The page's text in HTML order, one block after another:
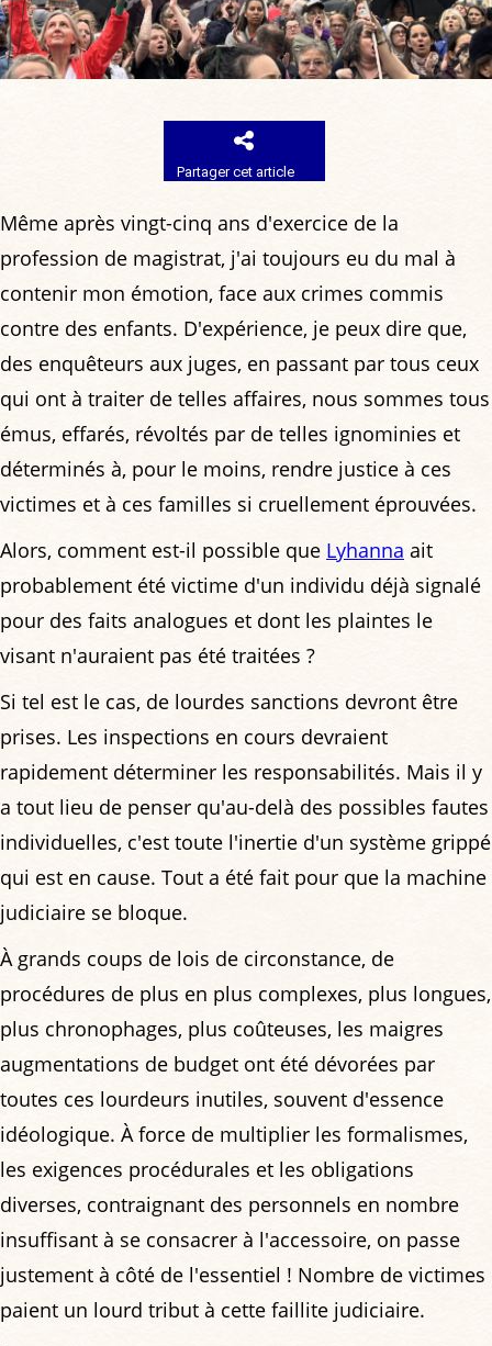
Partager cet article
Même après vingt-cinq ans d'exercice de la
profession de magistrat, j'ai toujours eu du mal à
contenir mon émotion, face aux crimes commis
contre des enfants. D'expérience, je peux dire que,
des enquêteurs aux juges, en passant par tous ceux
qui ont à traiter de telles affaires, nous sommes tous
émus, effarés, révoltés par de telles ignominies et
déterminés à, pour le moins, rendre justice à ces
victimes et à ces familles si cruellement éprouvées.
Alors, comment est-il possible que Lyhanna ait
probablement été victime d'un individu déjà signalé
pour des faits analogues et dont les plaintes le
visant n'auraient pas été traitées ?
Si tel est le cas, de lourdes sanctions devront être
prises. Les inspections en cours devraient
rapidement déterminer les responsabilités. Mais il y
a tout lieu de penser qu'au-delà des possibles fautes
individuelles, c'est toute l'inertie d'un système grippé
qui est en cause. Tout a été fait pour que la machine
judiciaire se bloque.
À grands coups de lois de circonstance, de
procédures de plus en plus complexes, plus longues,
plus chronophages, plus coûteuses, les maigres
augmentations de budget ont été dévorées par
toutes ces lourdeurs inutiles, souvent d'essence
idéologique. À force de multiplier les formalismes,
les exigences procédurales et les obligations
diverses, contraignant des personnels en nombre
insuffisant à se consacrer à l'accessoire, on passe
justement à côté de l'essentiel ! Nombre de victimes
paient un lourd tribut à cette faillite judiciaire.